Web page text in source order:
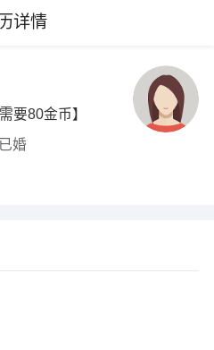
详情
要80金币】
已婚